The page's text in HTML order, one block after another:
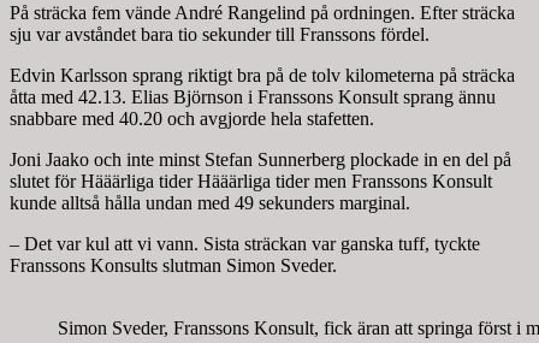
På sträcka fem vände André Rangelind på ordningen. Efter sträcka
sju var avståndet bara tio sekunder till Franssons fördel.
Edvin Karlsson sprang riktigt bra på de tolv kilometerna på sträcka
åtta med 42.13. Elias Björnson i Franssons Konsult sprang ännu
snabbare med 40.20 och avgjorde hela stafetten.
Joni Jaako och inte minst Stefan Sunnerberg plockade in en del på
slutet för Hääärliga tider Hääärliga tider men Franssons Konsult
kunde alltså hålla undan med 49 sekunders marginal.
– Det var kul att vi vann. Sista sträckan var ganska tuff, tyckte
Franssons Konsults slutman Simon Sveder.
Simon Sveder, Franssons Konsult, fick äran att springa först